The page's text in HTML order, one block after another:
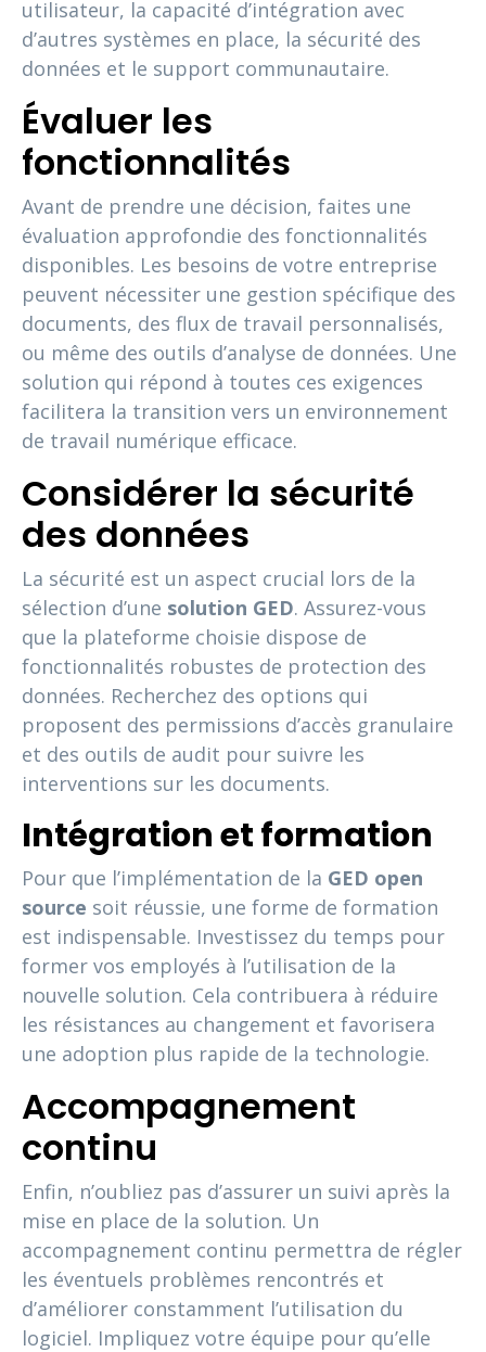
utilisateur, la capacité d’intégration avec
d’autres systèmes en place, la sécurité des
données et le support communautaire.
Évaluer les
fonctionnalités
Avant de prendre une décision, faites une
évaluation approfondie des fonctionnalités
disponibles. Les besoins de votre entreprise
peuvent nécessiter une gestion spécifique des
documents, des flux de travail personnalisés,
ou même des outils d’analyse de données. Une
solution qui répond à toutes ces exigences
facilitera la transition vers un environnement
de travail numérique efficace.
Considérer la sécurité
des données
La sécurité est un aspect crucial lors de la
sélection d’une solution GED. Assurez-vous
que la plateforme choisie dispose de
fonctionnalités robustes de protection des
données. Recherchez des options qui
proposent des permissions d’accès granulaire
et des outils de audit pour suivre les
interventions sur les documents.
Intégration et formation
Pour que l’implémentation de la GED open
source soit réussie, une forme de formation
est indispensable. Investissez du temps pour
former vos employés à l’utilisation de la
nouvelle solution. Cela contribuera à réduire
les résistances au changement et favorisera
une adoption plus rapide de la technologie.
Accompagnement
continu
Enfin, n’oubliez pas d’assurer un suivi après la
mise en place de la solution. Un
accompagnement continu permettra de régler
les éventuels problèmes rencontrés et
d’améliorer constamment l’utilisation du
logiciel. Impliquez votre équipe pour qu’elle